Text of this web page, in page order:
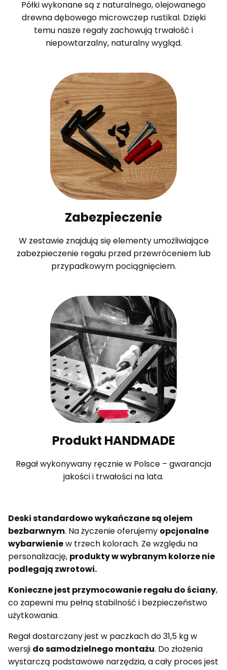
Półki wykonane są z naturalnego, olejowanego
drewna dębowego microwczep rustikal. Dzięki
temu nasze regały zachowują trwałość i
niepowtarzalny, naturalny wygląd.
Zabezpieczenie
W zestawie znajdują się elementy umożliwiające
zabezpieczenie regału przed przewróceniem lub
przypadkowym pociągnięciem.
Produkt HANDMADE
Regał wykonywany ręcznie w Polsce – gwarancja
jakości i trwałości na lata.
Deski standardowo wykańczane są olejem
bezbarwnym. Na życzenie oferujemy opcjonalne
wybarwieniew trzech kolorach. Ze względu na
personalizację, produkty w wybranym kolorze nie
podlegają zwrotowi.
Konieczne jest przymocowanie regału do ściany,
co zapewni mu pełną stabilność i bezpieczeństwo
użytkowania.
Regał dostarczany jest w paczkach do 31,5 kg w
wersji do samodzielnego montażu. Do złożenia
wystarczą podstawowe narzędzia, a cały proces jest